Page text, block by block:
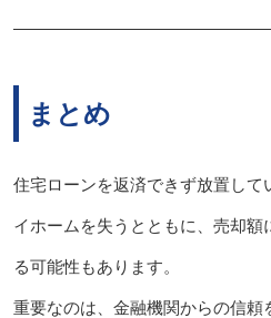
まとめ
住宅ローンを返済できず放置して
イホームを失うとともに、売却
る可能性もあります。
重要なのは、金融機関からの信頼